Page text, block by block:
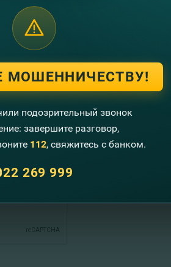
развивать свой бизнес в
принесет свои плоды, а
бизнес!
данные и мы Вам
+373
МОШЕННИЧЕСТВУ!
подозрительный звонок
завершите разговор,
112, свяжитесь с банком.
269 999